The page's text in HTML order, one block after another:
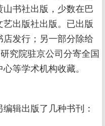
书社出版，少数在巴
出版社出版。已出版
发行；另一部分除给
究院驻京公司分寄全国
等学术机构收藏。
辑出版了几种书刊：